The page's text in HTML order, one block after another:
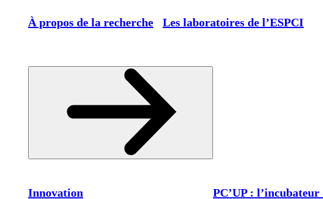
À propos de la recherche Les laboratoires de l’ESPCI
Innovation PC’UP : l’incubateur